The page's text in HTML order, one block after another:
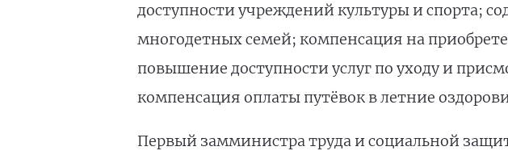
доступности учреждений культуры и спорта;
многодетных семей; компенсация на
повышение доступности услуг по уходу и
компенсация оплаты путёвок в летние
Первый замминистра труда и социальной